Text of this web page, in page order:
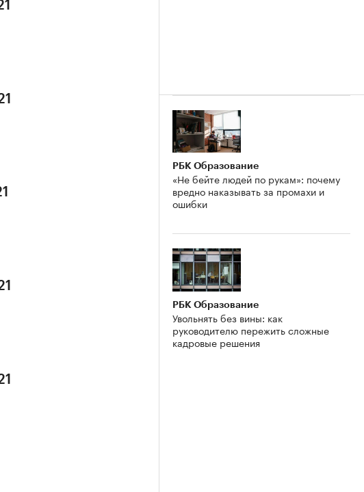
РБК Образование
«Не бейте людей по рукам»: почему
вредно наказывать за промахи и
ошибки
РБК Образование
Увольнять без вины: как
руководителю пережить сложные
кадровые решения